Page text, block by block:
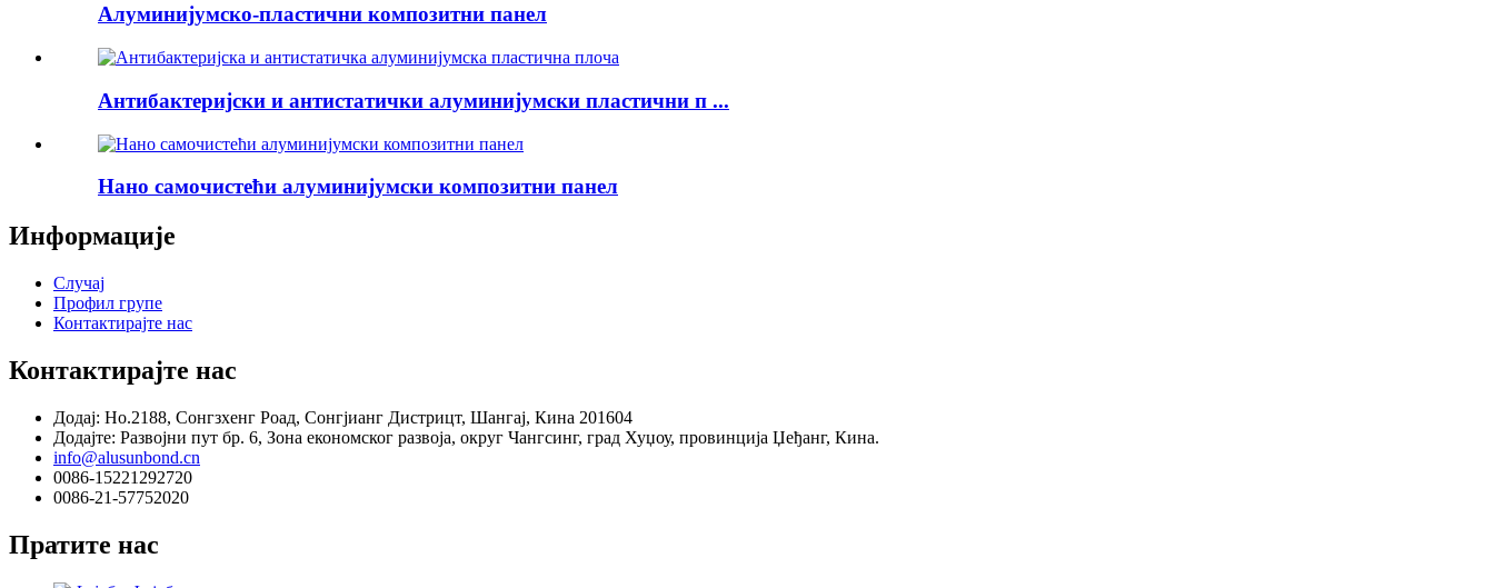
Алуминијумско-пластични композитни панел
Антибактеријски и антистатички алуминијумски пластични п ...
Нано самочистећи алуминијумски композитни панел
Информације
Случај
Профил групе
Контактирајте нас
Контактирајте нас
Додај: Но.2188, Сонгзхенг Роад, Сонгјианг Дистрицт, Шангај, Кина 201604
Додајте: Развојни пут бр. 6, Зона економског развоја, округ Чангсинг, град Хуџоу, провинција Џеђанг, Кина.
info@alusunbond.cn
0086-15221292720
0086-21-57752020
Пратите нас